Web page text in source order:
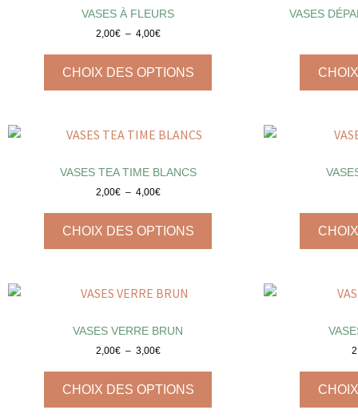
VASES À FLEURS
2,00€ – 4,00€
CHOIX DES OPTIONS
VASES
VASES TEA TIME BLANCS
2,00€ – 4,00€
CHOIX DES OPTIONS
VASES VERRE BRUN
2,00€ – 3,00€
CHOIX DES OPTIONS